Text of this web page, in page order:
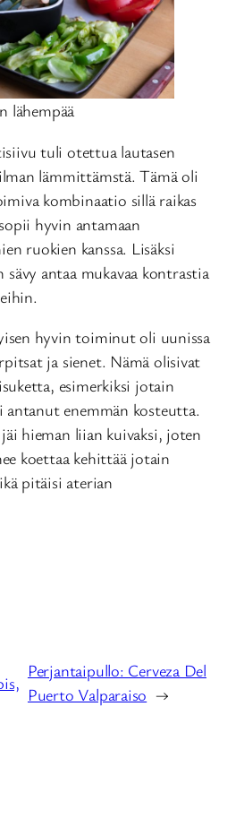
lähempää
tuli otettua lautasen
lämmittämstä. Tämä oli
kombinaatio sillä raikas
hyvin antamaan
ruokien kanssa. Lisäksi
antaa mukavaa kontrastia
hyvin toiminut oli uunissa
ja sienet. Nämä olisivat
esimerkiksi jotain
antanut enemmän kosteutta.
hieman liian kuivaksi, joten
koettaa kehittää jotain
pitäisi aterian
Perjantaipullo: Cerveza Del
Puerto Valparaiso →